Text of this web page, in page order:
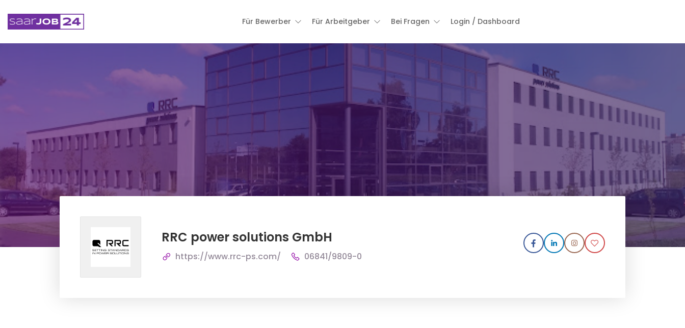
Für Bewerber Für Arbeitgeber Bei Fragen Login / Dashboard
RRC power solutions GmbH
https://www.rrc-ps.com/ 06841/9809-0